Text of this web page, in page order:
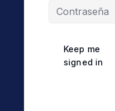
Keep me
signed in